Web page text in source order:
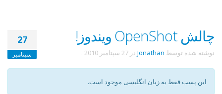
27
سپتامبر
چالش OpenShot ویندوز!
نوشته شده توسط Jonathan در 27 سپتامبر 2010 .
این پست فقط به زبان انگلیسی موجود است.